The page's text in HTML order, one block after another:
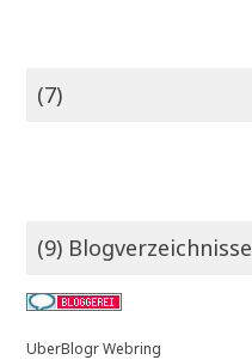
(7)
(9)
UberBlogr Webring